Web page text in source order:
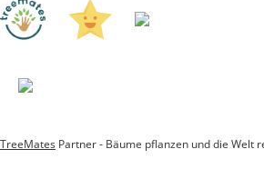
TreeMates Partner - Bäume pflanzen und die Welt